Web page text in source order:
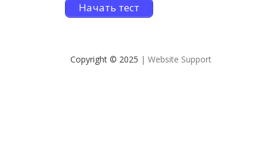
Начать тест
Copyright © 2025 | Website Support